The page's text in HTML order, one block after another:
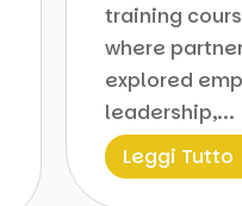
training
where
explored
leadership,...
Leggi Tutto